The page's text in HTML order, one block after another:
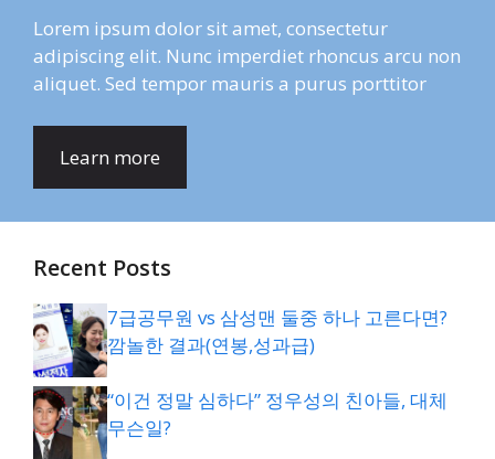
Lorem ipsum dolor sit amet, consectetur
adipiscing elit. Nunc imperdiet rhoncus arcu non
aliquet. Sed tempor mauris a purus porttitor
Learn more
Recent Posts
7급공무원 vs 삼성맨 둘중 하나 고른다면?
깜놀한 결과(연봉,성과급)
“이건 정말 심하다” 정우성의 친아들, 대체
무슨일?